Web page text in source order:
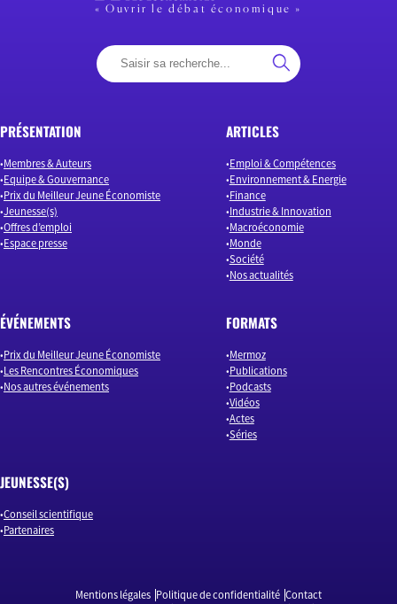
« Ouvrir le débat économique »
PRÉSENTATION
Membres & Auteurs
Equipe & Gouvernance
Prix du Meilleur Jeune Économiste
Jeunesse(s)
Offres d’emploi
Espace presse
ARTICLES
Emploi & Compétences
Environnement & Energie
Finance
Industrie & Innovation
Macroéconomie
Monde
Société
Nos actualités
ÉVÉNEMENTS
Prix du Meilleur Jeune Économiste
Les Rencontres Économiques
Nos autres événements
FORMATS
Mermoz
Publications
Podcasts
Vidéos
Actes
Séries
JEUNESSE(S)
Conseil scientifique
Partenaires
Mentions légales Politique de confidentialité Contact